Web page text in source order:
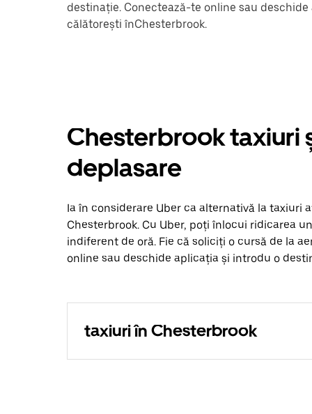
destinație. Conectează-te online sau
călătorești înChesterbrook.
Chesterbrook taxiuri
deplasare
Ia în considerare Uber ca alternativă la taxiuri
Chesterbrook. Cu Uber, poți înlocui ridicarea
indiferent de oră. Fie că soliciți o cursă de la
online sau deschide aplicația și introdu o
taxiuri în Chesterbrook